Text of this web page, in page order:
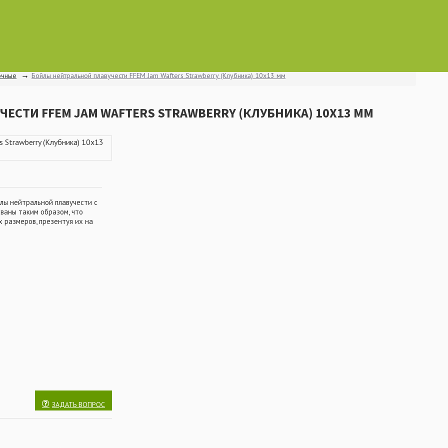
Бойлы нейтральной плавучести FFEM Jam Wafters Strawberry (Клубника) 10x13 мм
FFEM JAM WAFTERS STRAWBERRY (КЛУБНИКА) 10X13 ММ
нейтральной плавучести с
таким образом, что
презентуя их на
себя как
после суток
как самостоятельная
бойлами. При ловле
плавучести будут
ЗАДАТЬ ВОПРОС